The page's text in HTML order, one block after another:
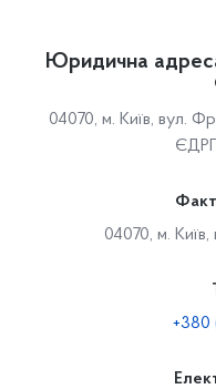
Юридична
04070, м. Київ, вул.
04070, м. Київ,
+380